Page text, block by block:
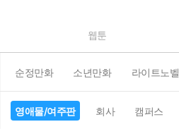
웹툰
순정만화 소년만화 라이트노벨
영애물/여주판 회사 캠퍼스